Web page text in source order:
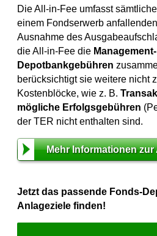
Die All-in-Fee umfasst
einem Fondserwerb
Ausnahme des
die All-in-Fee die
Depotbankgebühren
berücksichtigt sie weitere nicht
Kostenblöcke, wie z. B.
mögliche Erfolgsgebühren
der TER nicht enthalten sind.
Mehr Informationen zur
Jetzt das passende Fonds-
Anlageziele finden!